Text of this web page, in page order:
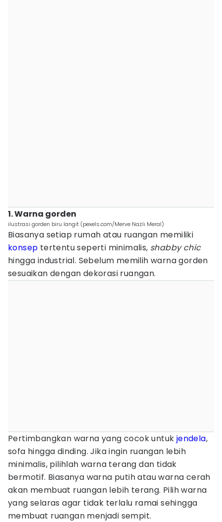
1. Warna gorden
ilustrasi gorden biru langit (pexels.com/Merve Nazlı Meral)
Biasanya setiap rumah atau ruangan memiliki
konsep tertentu seperti minimalis, shabby chic
hingga industrial. Sebelum memilih warna gorden
sesuaikan dengan dekorasi ruangan.
Pertimbangkan warna yang cocok untuk jendela,
sofa hingga dinding. Jika ingin ruangan lebih
minimalis, pilihlah warna terang dan tidak
bermotif. Biasanya warna putih atau warna cerah
akan membuat ruangan lebih terang. Pilih warna
yang selaras agar tidak terlalu ramai sehingga
membuat ruangan menjadi sempit.